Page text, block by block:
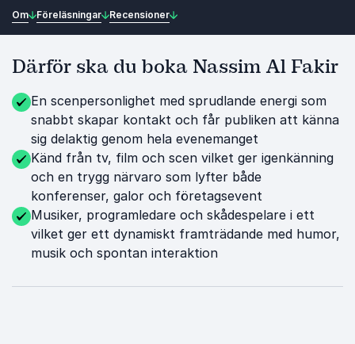
Om Föreläsningar Recensioner
Därför ska du boka Nassim Al Fakir
En scenpersonlighet med sprudlande energi som
snabbt skapar kontakt och får publiken att känna
sig delaktig genom hela evenemanget
Känd från tv, film och scen vilket ger igenkänning
och en trygg närvaro som lyfter både
konferenser, galor och företagsevent
Musiker, programledare och skådespelare i ett
vilket ger ett dynamiskt framträdande med humor,
musik och spontan interaktion